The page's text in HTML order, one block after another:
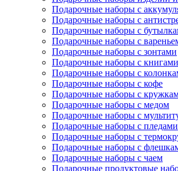
Подарочные наборы с
Подарочные наборы с
Подарочные наборы с
Подарочные наборы с
Подарочные наборы с зонтами
Подарочные наборы с книгами
Подарочные наборы с
Подарочные наборы с кофе
Подарочные наборы с
Подарочные наборы с медом
Подарочные наборы с
Подарочные наборы с пледами
Подарочные наборы с
Подарочные наборы с
Подарочные наборы с чаем
Подарочные продуктовые